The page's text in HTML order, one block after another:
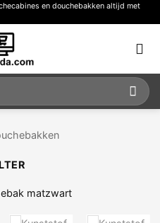
en douchebakken altijd met